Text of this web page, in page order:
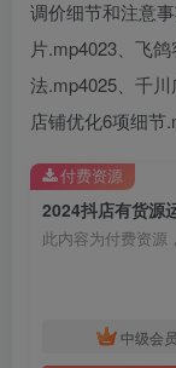
调价细节和注意
片.mp4023、飞
法.mp4025、千川
店铺优化6项细节
此内容为付费资源
中级会员
付费资源